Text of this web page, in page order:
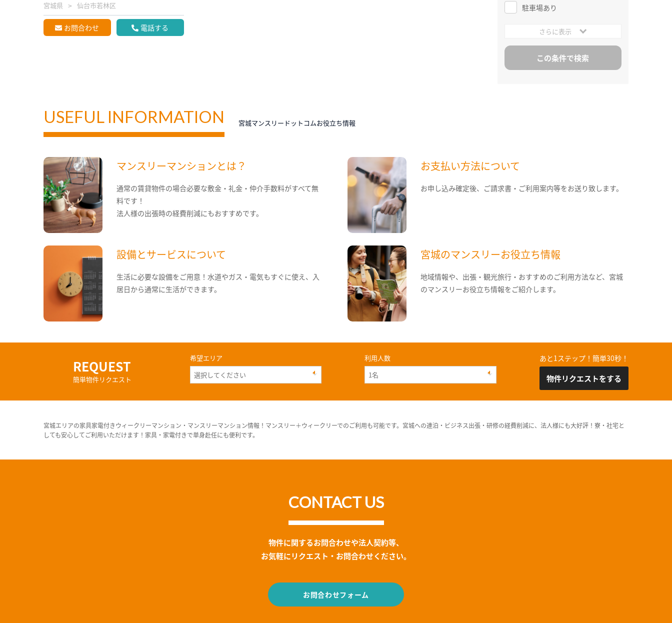
宮城県 仙台市若林区
お問合わせ 電話する
駐車場あり
さらに表示
USEFUL INFORMATION 宮城マンスリードットコムお役立ち情報
マンスリーマンションとは？
通常の賃貸物件の場合必要な敷金・礼金・仲介手数料がすべて無
料です！
法人様の出張時の経費削減にもおすすめです。
お支払い方法について
お申し込み確定後、ご請求書・ご利用案内等をお送り致します。
設備とサービスについて
生活に必要な設備をご用意！水道やガス・電気もすぐに使え、入
居日から通常に生活ができます。
宮城のマンスリーお役立ち情報
地域情報や、出張・観光旅行・おすすめのご利用方法など、宮城
のマンスリーお役立ち情報をご紹介します。
REQUEST
簡単物件リクエスト
希望エリア 利用人数 あと1ステップ！簡単30秒！
物件リクエストをする
宮城エリアの家具家電付きウィークリーマンション・マンスリーマンション情報！マンスリー＋ウィークリーでのご利用も可能です。宮城への連泊・ビジネス出張・研修の経費削減に、法人様にも大好評！寮・社宅と
しても安心してご利用いただけます！家具・家電付きで単身赴任にも便利です。
CONTACT US
物件に関するお問合わせや法人契約等、
お気軽にリクエスト・お問合わせください。
お問合わせフォーム